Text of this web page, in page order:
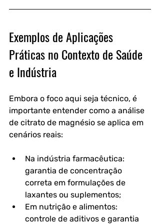
Exemplos de Aplicações
Práticas no Contexto de Saúde
e Indústria
Embora o foco aqui seja técnico, é
importante entender como a análise
de citrato de magnésio se aplica em
cenários reais:
Na indústria farmacêutica:
garantia de concentração
correta em formulações de
laxantes ou suplementos;
Em nutrição e alimentos:
controle de aditivos e garantia